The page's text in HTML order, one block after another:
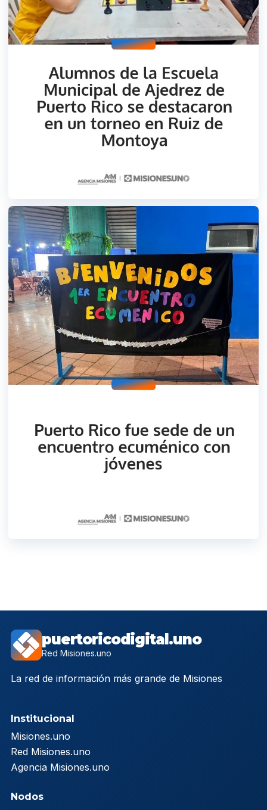
puertoricodigital.uno
Red Misiones.uno
La red de información más grande de Misiones
Institucional
Misiones.uno
Red Misiones.uno
Agencia Misiones.uno
Nodos